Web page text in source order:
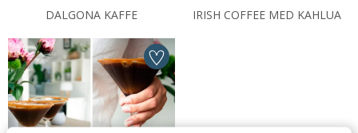
DALGONA KAFFE IRISH COFFEE MED KAHLUA